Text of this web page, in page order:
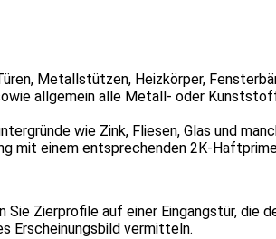
Metallstützen, Heizkörper,
allgemein alle Metall- oder
wie Zink, Fliesen, Glas und
mit einem entsprechenden 2K-
Sie Zierprofile auf einer Eingangstür, die
Erscheinungsbild vermitteln.